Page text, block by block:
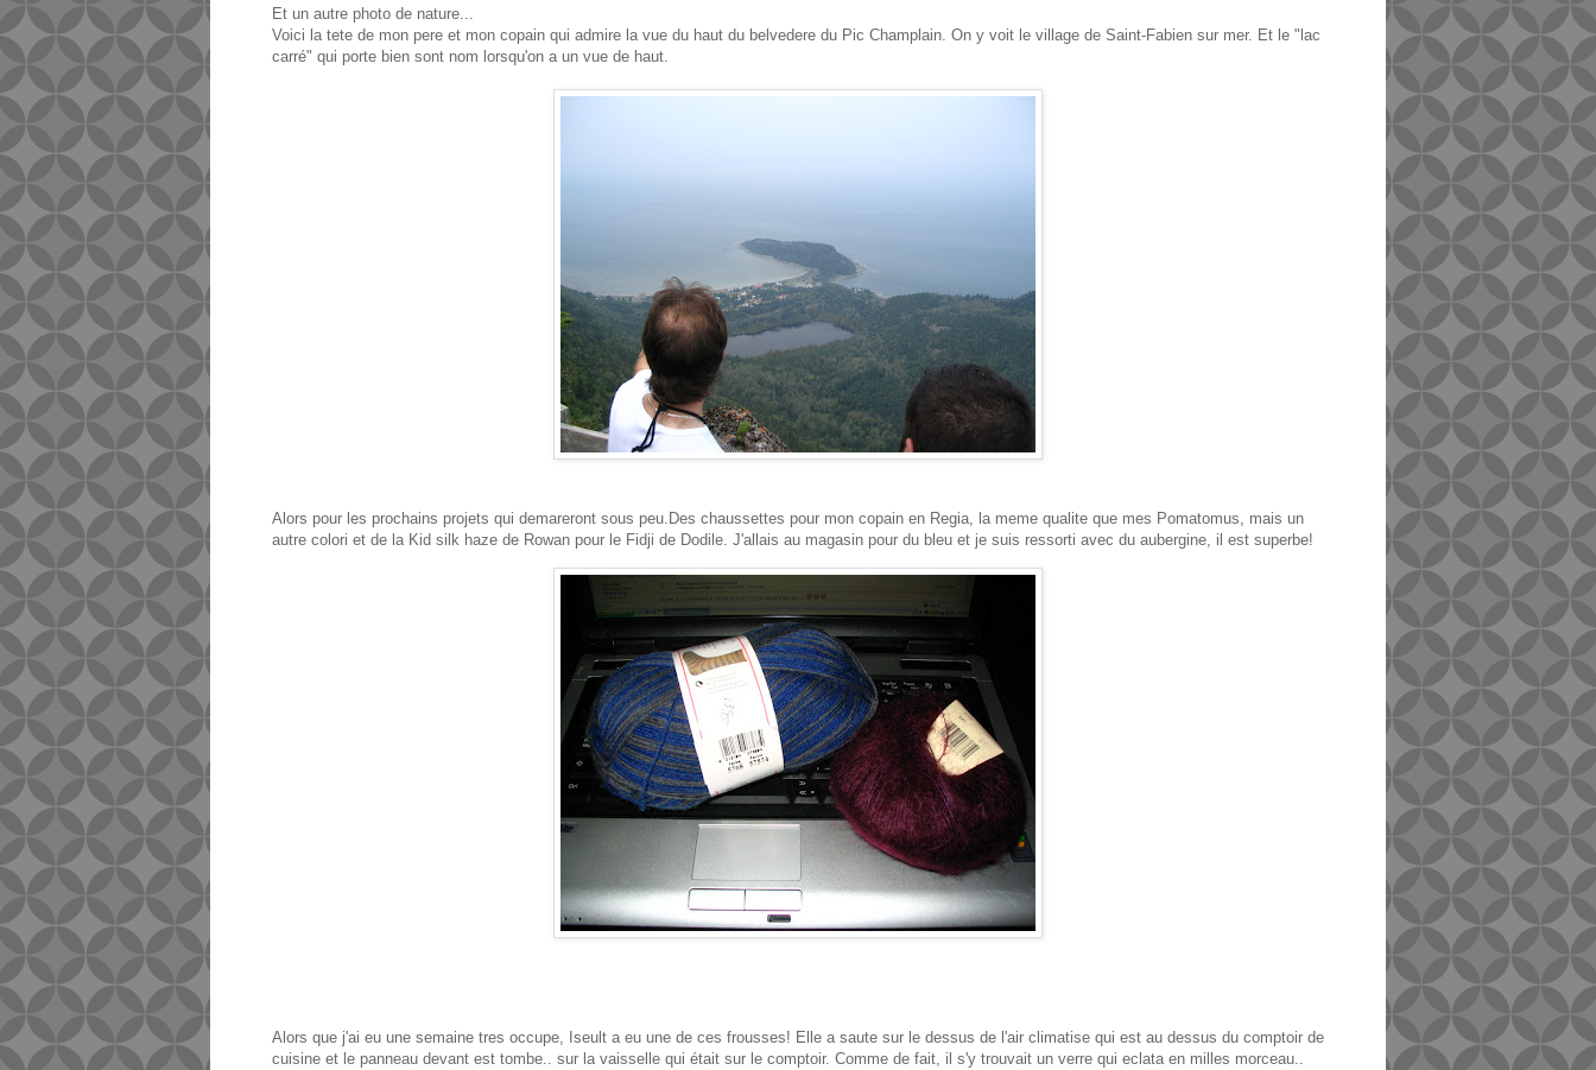
Et un autre photo de nature...
Voici la tete de mon pere et mon copain qui admire la vue du haut du belvedere du Pic Champlain. On y voit le village de Saint-Fabien sur mer. Et le "lac
carré" qui porte bien sont nom lorsqu'on a un vue de haut.
Alors pour les prochains projets qui demareront sous peu.Des chaussettes pour mon copain en Regia, la meme qualite que mes Pomatomus, mais un
autre colori et de la Kid silk haze de Rowan pour le Fidji de Dodile. J'allais au magasin pour du bleu et je suis ressorti avec du aubergine, il est superbe!
Alors que j'ai eu une semaine tres occupe, Iseult a eu une de ces frousses! Elle a saute sur le dessus de l'air climatise qui est au dessus du comptoir de
cuisine et le panneau devant est tombe.. sur la vaisselle qui était sur le comptoir. Comme de fait, il s'y trouvait un verre qui eclata en milles morceau..